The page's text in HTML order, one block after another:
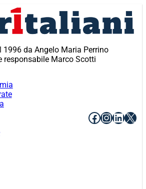
1996 da Angelo Maria Perrino
responsabile Marco Scotti
Facebook
X